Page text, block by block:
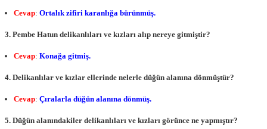
Cevap: Ortalık zifiri karanlığa bürünmüş.
3. Pembe Hatun delikanlıları ve kızları alıp nereye gitmiştir?
Cevap: Konağa gitmiş.
4. Delikanlılar ve kızlar ellerinde nelerle düğün alanına dönmüştür?
Cevap: Çıralarla düğün alanına dönmüş.
5. Düğün alanındakiler delikanlıları ve kızları görünce ne yapmıştır?